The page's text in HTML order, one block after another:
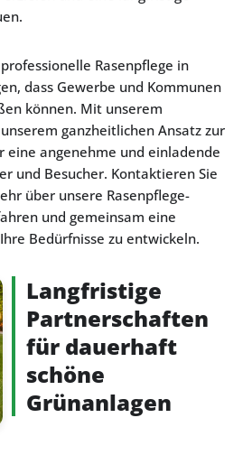
Rasenpflege in
dass Gewerbe und Kommunen
können. Mit unserem
ganzheitlichen Ansatz zur
eine angenehme und einladende
und Besucher. Kontaktieren Sie
über unsere Rasenpflege-
und gemeinsam eine
Bedürfnisse zu entwickeln.
Langfristige
Partnerschaften
für dauerhaft
schöne
Grünanlagen